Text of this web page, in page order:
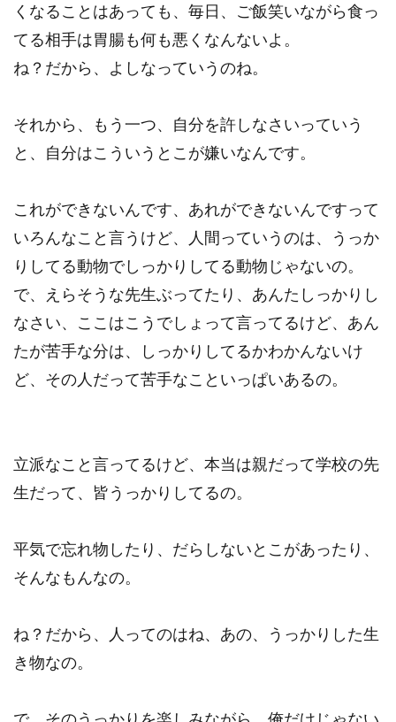
くなることはあっても、毎日、ご飯笑いながら食っ
てる相手は胃腸も何も悪くなんないよ。
ね？だから、よしなっていうのね。
それから、もう一つ、自分を許しなさいっていう
と、自分はこういうとこが嫌いなんです。
これができないんです、あれができないんですって
いろんなこと言うけど、人間っていうのは、うっか
りしてる動物でしっかりしてる動物じゃないの。
で、えらそうな先生ぶってたり、あんたしっかりし
なさい、ここはこうでしょって言ってるけど、あん
たが苦手な分は、しっかりしてるかわかんないけ
ど、その人だって苦手なこといっぱいあるの。
立派なこと言ってるけど、本当は親だって学校の先
生だって、皆うっかりしてるの。
平気で忘れ物したり、だらしないとこがあったり、
そんなもんなの。
ね？だから、人ってのはね、あの、うっかりした生
き物なの。